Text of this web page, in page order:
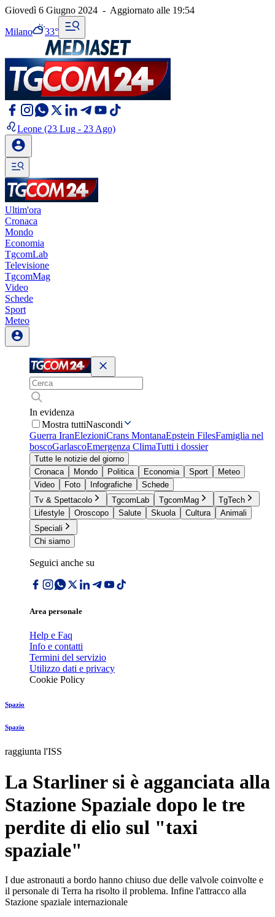
Giovedì 6 Giugno 2024 - Aggiornato alle 19:54
Milano 33°
Leone (23 Lug - 23 Ago)
Ultim'ora
Cronaca
Mondo
Economia
TgcomLab
Televisione
TgcomMag
Video
Schede
Sport
Meteo
In evidenza
Mostra tuttiNascondi
Guerra IranElezioniCrans MontanaEpstein FilesFamiglia nel
boscoGarlascoEmergenza ClimaTutti i dossier
Tutte le notizie del giorno
Cronaca
Mondo Politica Economia Sport
Meteo
Video
Foto Infografiche
Schede
Tv & Spettacolo
TgcomLab TgcomMag
TgTech
Lifestyle
Oroscopo Salute Skuola Cultura
Animali
Speciali
Chi siamo
Seguici anche su
Area personale
Help e Faq
Info e contatti
Termini del servizio
Utilizzo dati e privacy
Cookie Policy
Spazio
Spazio
raggiunta l'ISS
La Starliner si è agganciata alla
Stazione Spaziale dopo le tre
perdite di elio sul "taxi
spaziale"
I due astronauti a bordo hanno chiuso due delle valvole coinvolte e
il personale di Terra ha risolto il problema. Infine l'attracco alla
Stazione spaziale internazionale